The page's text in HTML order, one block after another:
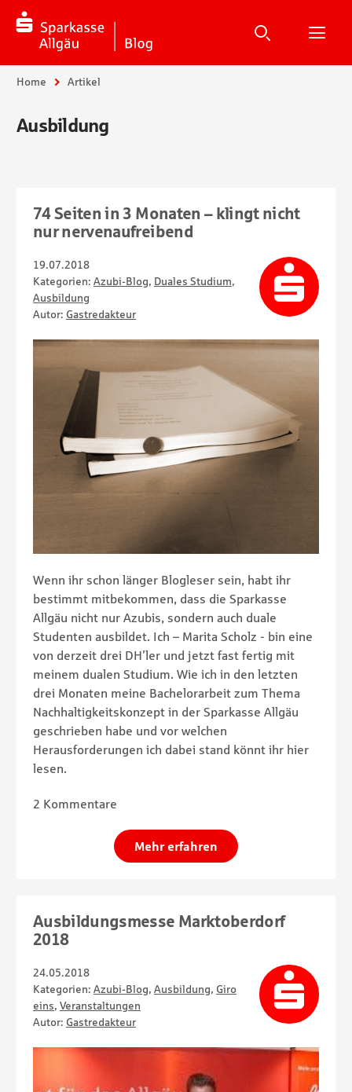
Suche
Suche
Sie sind hier:
Home Artikel
Ausbildung
74 Seiten in 3 Monaten – klingt nicht
nur nervenaufreibend
19.07.2018
Kategorien: Azubi-Blog, Duales Studium,
Ausbildung
Autor: Gastredakteur
Wenn ihr schon länger Blogleser sein, habt ihr
bestimmt mitbekommen, dass die Sparkasse
Allgäu nicht nur Azubis, sondern auch duale
Studenten ausbildet. Ich – Marita Scholz - bin eine
von derzeit drei DH’ler und jetzt fast fertig mit
meinem dualen Studium. Wie ich in den letzten
drei Monaten meine Bachelorarbeit zum Thema
Nachhaltigkeitskonzept in der Sparkasse Allgäu
geschrieben habe und vor welchen
Herausforderungen ich dabei stand könnt ihr hier
lesen.
2 Kommentare
Mehr erfahren
Ausbildungsmesse Marktoberdorf
2018
24.05.2018
Kategorien: Azubi-Blog, Ausbildung, Giro
eins, Veranstaltungen
Autor: Gastredakteur